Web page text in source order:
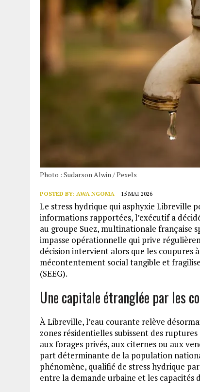
Photo : Sudarson Alwin / Pexels
POSTED BY: AWA NGOMA 15 MAI 2026
Le stress hydrique qui asphyxie Libreville
informations rapportées, l’exécutif a
au groupe Suez, multinationale française
impasse opérationnelle qui prive
décision intervient alors que les
mécontentement social tangible et
(SEEG).
Une capitale étranglée par les
À Libreville, l’eau courante relève
zones résidentielles subissent des
aux forages privés, aux citernes ou aux
part déterminante de la population
phénomène, qualifié de stress hydrique
entre la demande urbaine et les